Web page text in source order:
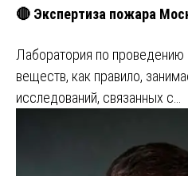
🔴 Экспертиза пожара
Лаборатория по проведению
веществ, как правило,
исследований, связанных с…